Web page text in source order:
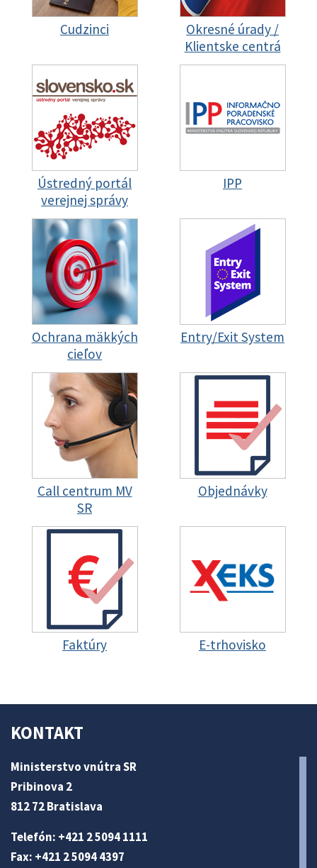
Cudzinci
Okresné úrady /
Klientske centrá
Ústredný portál
verejnej správy
IPP
Ochrana mäkkých
cieľov
Entry/Exit System
Call centrum MV
SR
Objednávky
Faktúry E-trhovisko
KONTAKT
Ministerstvo vnútra SR
Pribinova 2
812 72 Bratislava
Telefón: +421 2 5094 1111
Fax: +421 2 5094 4397